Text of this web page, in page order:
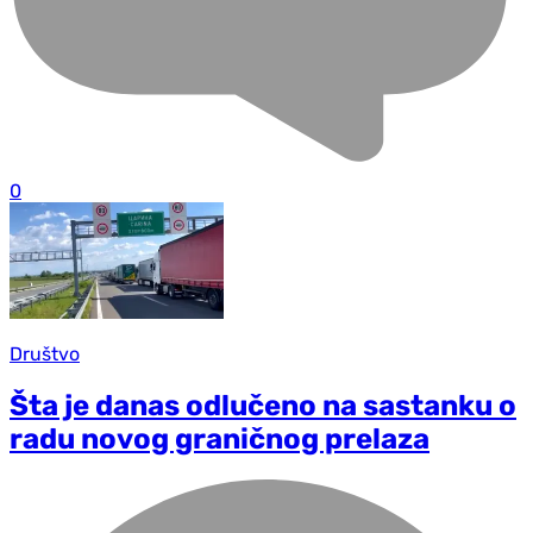
0
Društvo
Šta je danas odlučeno na sastanku o
radu novog graničnog prelaza